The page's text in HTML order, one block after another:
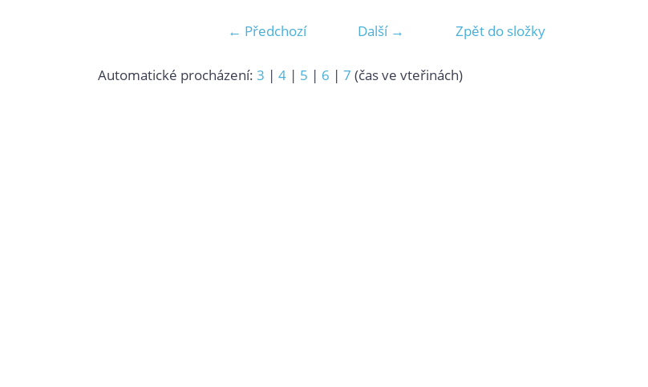
← Předchozí Další → Zpět do složky
Automatické procházení: 3 | 4 | 5 | 6 | 7 (čas ve vteřinách)